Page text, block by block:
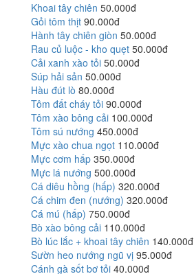
Khoai tây chiên 50.000đ
Gỏi tôm thịt 90.000đ
Hành tây chiên giòn 50.000đ
Rau củ luộc - kho quẹt 50.000đ
Cải xanh xào tỏi 50.000đ
Súp hải sản 50.000đ
Hàu đút lò 80.000đ
Tôm đất cháy tỏi 90.000đ
Tôm xào bông cải 100.000đ
Tôm sú nướng 450.000đ
Mực xào chua ngọt 110.000đ
Mực cơm hấp 350.000đ
Mực lá nướng 500.000đ
Cá diêu hồng (hấp) 320.000đ
Cá chim đen (nướng) 320.000đ
Cá mú (hấp) 750.000đ
Bò xào bông cải 110.000đ
Bò lúc lắc + khoai tây chiên 140.000đ
Sườn heo nướng ngũ vị 95.000đ
Cánh gà sốt bơ tỏi 40.000đ